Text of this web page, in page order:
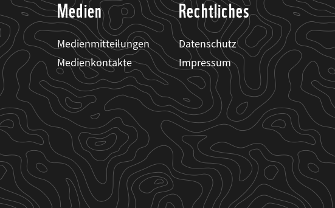
Medien
Medienmitteilungen
Medienkontakte
Rechtliches
Datenschutz
Impressum